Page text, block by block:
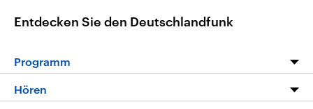
Entdecken Sie den Deutschlandfunk
Programm
Programm
Hören